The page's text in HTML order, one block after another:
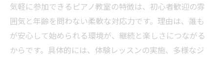
気軽に参加できるピアノ教室の特徴は、初心者歓迎の雰
囲気と年齢を問わない柔軟な対応力です。理由は、誰も
が安心して始められる環境が、継続と楽しさにつながる
からです。具体的には、体験レッスンの実施、多様なジ